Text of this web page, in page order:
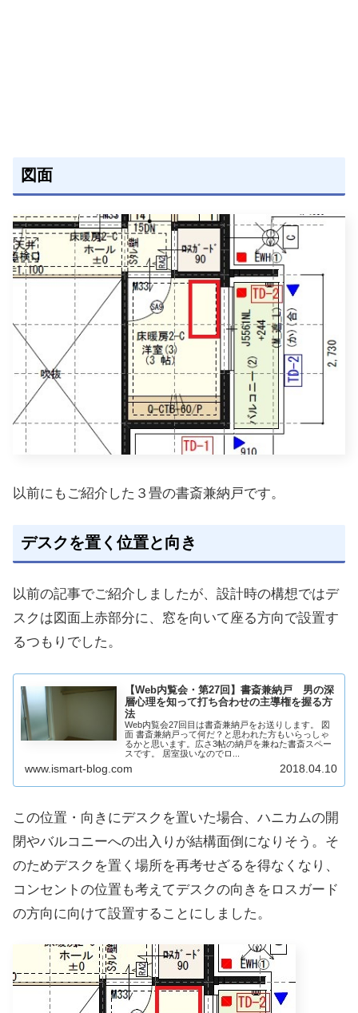
図面
以前にもご紹介した３畳の書斎兼納戸です。
デスクを置く位置と向き
以前の記事でご紹介しましたが、設計時の構想ではデ
スクは図面上赤部分に、窓を向いて座る方向で設置す
るつもりでした。
【Web内覧会・第27回】書斎兼納戸 男の深
層心理を知って打ち合わせの主導権を握る方
法
Web内覧会27回目は書斎兼納戸をお送りします。 図
面 書斎兼納戸って何だ？と思われた方もいらっしゃ
るかと思います。広さ3帖の納戸を兼ねた書斎スペー
スです。 居室扱いなのでロ...
www.ismart-blog.com 2018.04.10
この位置・向きにデスクを置いた場合、ハニカムの開
閉やバルコニーへの出入りが結構面倒になりそう。そ
のためデスクを置く場所を再考せざるを得なくなり、
コンセントの位置も考えてデスクの向きをロスガード
の方向に向けて設置することにしました。